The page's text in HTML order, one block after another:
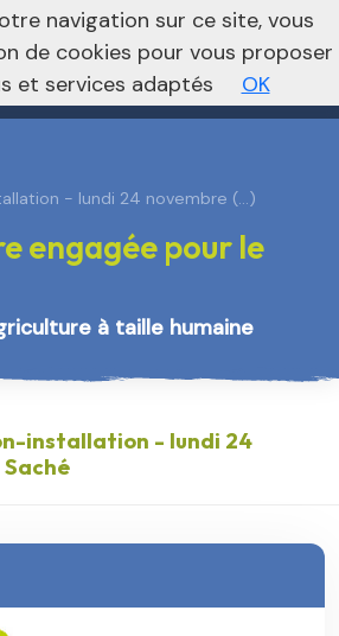
le site régional Vers le site national
- lundi 24 novembre (…)
engagée pour le
à taille humaine
installation - lundi 24
navigation sur ce site, vous
de cookies pour vous proposer
et services adaptés
OK